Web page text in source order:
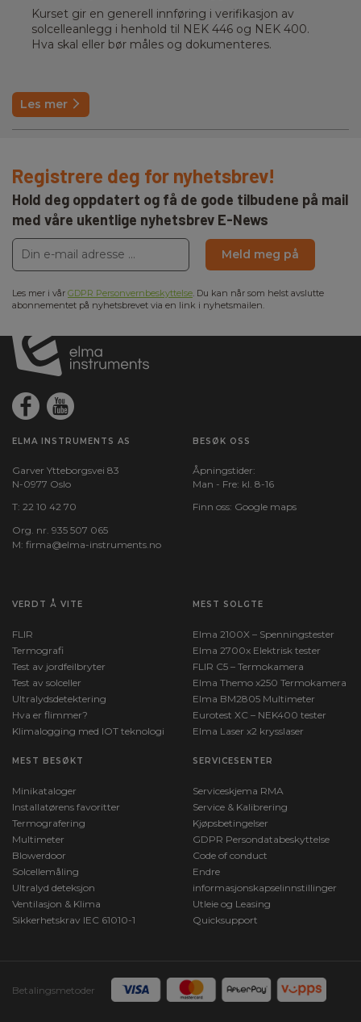
Kurset gir en generell innføring i verifikasjon av
solcelleanlegg i henhold til NEK 446 og NEK 400.
Hva skal eller bør måles og dokumenteres.
Les mer
Registrere deg for nyhetsbrev!
Hold deg oppdatert og få de gode tilbudene på mail
med våre ukentlige nyhetsbrev E-News
Meld meg på
Les mer i vår GDPR Personvernbeskyttelse. Du kan når som helst avslutte
abonnementet på nyhetsbrevet via en link i nyhetsmailen.
ELMA INSTRUMENTS AS
Garver Ytteborgsvei 83
N-0977 Oslo
T: 22 10 42 70
Org. nr. 935 507 065
M: firma@elma-instruments.no​
BESØK OSS
Åpningstider:
Man - Fre: kl. 8-16
Finn oss: Google maps
VERDT Å VITE
FLIR
Termografi
Test av jordfeilbryter
Test av solceller
Ultralydsdetektering
Hva er flimmer?
Klimalogging med IOT teknologi
MEST SOLGTE
Elma 2100X – Spenningstester
Elma 2700x Elektrisk tester
FLIR C5 – Termokamera
Elma Themo x250 Termokamera
Elma BM2805 Multimeter
Eurotest XC – NEK400 tester
Elma Laser x2 krysslaser
MEST BESØKT
Minikataloger
Installatørens favoritter
Termografering
Multimeter
Blowerdoor
Solcellemåling
Ultralyd deteksjon
Ventilasjon & Klima
Sikkerhetskrav IEC 61010-1
SERVICESENTER
Serviceskjema RMA
Service & Kalibrering
Kjøpsbetingelser
GDPR Persondatabeskyttelse
Code of conduct
Endre
informasjonskapselinnstillinger
Utleie og Leasing
Quicksupport
Betalingsmetoder